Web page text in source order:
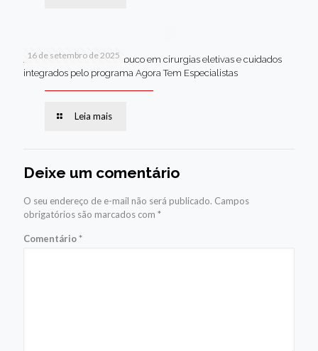
16 de setembro de 2025
Jaboatão lidera Pernambuco em cirurgias eletivas e cuidados
integrados pelo programa Agora Tem Especialistas
Leia mais
Deixe um comentário
O seu endereço de e-mail não será publicado. Campos
obrigatórios são marcados com *
Comentário*